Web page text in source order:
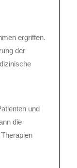
ergriffen.
der
und
die